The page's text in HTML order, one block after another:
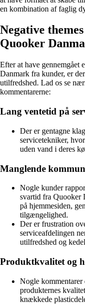
en kombination af faglig
Negative
Quooker
Efter at have gennemgået
Danmark fra kunder, er
utilfredshed. Lad os se
kommentarerne:
Lang ventetid på
Der er gentagne
servicetekniker,
uden vand i deres
Manglende
Nogle kunder
svartid fra Quooker
på hjemmesiden,
tilgængelighed.
Der er frustration
serviceafdelingen
utilfredshed og
Produktkvalitet og
Nogle
produkternes
knækkede